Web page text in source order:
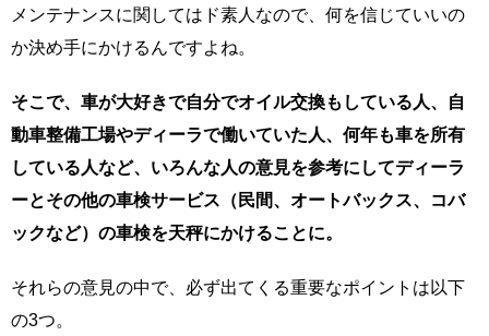
メンテナンスに関してはド素人なので、何を信じていいの
か決め手にかけるんですよね。
そこで、車が大好きで自分でオイル交換もしている人、自
動車整備工場やディーラで働いていた人、何年も車を所有
している人など、いろんな人の意見を参考にしてディーラ
ーとその他の車検サービス（民間、オートバックス、コバ
ックなど）の車検を天秤にかけることに。
それらの意見の中で、必ず出てくる重要なポイントは以下
の3つ。